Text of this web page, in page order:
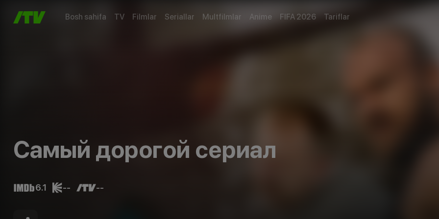
Bosh sahifa TV Filmlar Seriallar Multfilmlar Anime FIFA 2026 Tariflar
Самый дорогой сериал
6.1 -- --